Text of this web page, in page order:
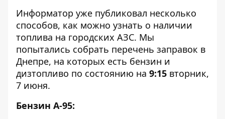
Информатор уже публиковал несколько
способов, как можно узнать о наличии
топлива на городских АЗС. Мы
попытались собрать перечень заправок в
Днепре, на которых есть бензин и
дизтопливо по состоянию на 9:15 вторник,
7 июня.
Бензин А-95: